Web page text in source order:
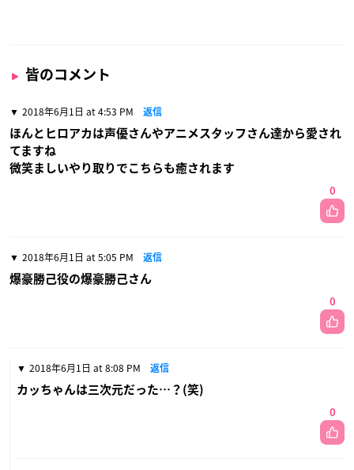
皆のコメント
2018年6月1日 at 4:53 PM 返信
ほんとヒロアカは声優さんやアニメスタッフさん達から愛され
てますね
微笑ましいやり取りでこちらも癒されます
0
2018年6月1日 at 5:05 PM 返信
爆豪勝己役の爆豪勝己さん
0
2018年6月1日 at 8:08 PM 返信
カッちゃんは三次元だった…？(笑)
0